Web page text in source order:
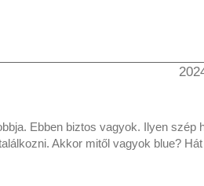
Ebben biztos vagyok. Ilyen szép
Akkor mitől vagyok blue? Hát